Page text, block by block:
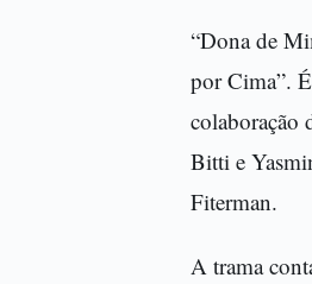
“Dona de
por Cima”.
colaboração
Bitti e
Fiterman.
A trama